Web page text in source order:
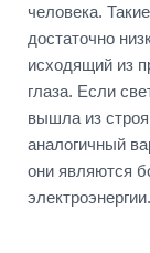
человека.
достаточно
исходящий из
глаза. Если
вышла из
аналогичный
они являются
электроэнергии.